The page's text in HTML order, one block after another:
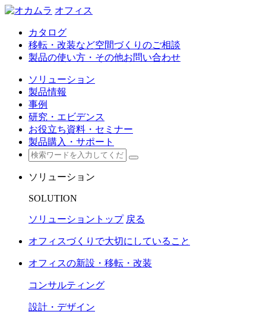
オフィス
カタログ
移転・改装など空間づくりのご相談
製品の使い方・その他お問い合わせ
ソリューション
製品情報
事例
研究・エビデンス
お役立ち資料・セミナー
製品購入・サポート
ソリューション
SOLUTION
ソリューショントップ 戻る
オフィスづくりで大切にしていること
オフィスの新設・移転・改装
コンサルティング
設計・デザイン